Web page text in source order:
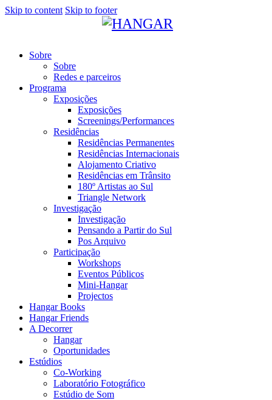
Skip to content Skip to footer
Sobre
Sobre
Redes e parceiros
Programa
Exposições
Exposições
Screenings/Performances
Residências
Residências Permanentes
Residências Internacionais
Alojamento Criativo
Residências em Trânsito
180º Artistas ao Sul
Triangle Network
Investigação
Investigação
Pensando a Partir do Sul
Pos Arquivo
Participação
Workshops
Eventos Públicos
Mini-Hangar
Projectos
Hangar Books
Hangar Friends
A Decorrer
Hangar
Oportunidades
Estúdios
Co-Working
Laboratório Fotográfico
Estúdio de Som